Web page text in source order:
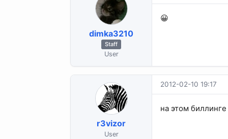
dimka3210
Staff
User
😀
r3vizor
User
2012-02-10 19:17
на этом